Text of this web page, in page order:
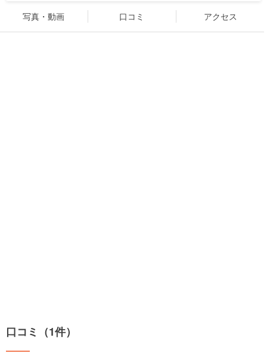
写真・動画 口コミ アクセス
口コミ（1件）